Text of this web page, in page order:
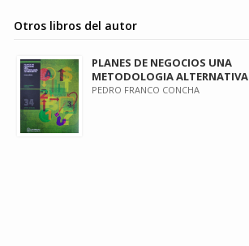
Otros libros del autor
PLANES DE NEGOCIOS UNA
METODOLOGIA ALTERNATIVA
PEDRO FRANCO CONCHA